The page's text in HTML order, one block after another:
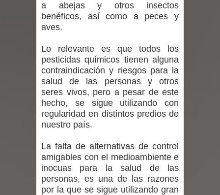
de Chile analizan el creciente interés
Renuncia del seremi Minvu en el
Maule golpea al Gobierno en medio de
denuncias por viviendas sociales en
Talca
Diputado Jorge Guzmán rechaza
proyecto de interconexión eléctrica
en la alta cordillera del Maule por su
impacto ambiental
a abejas y otros insectos
benéficos, así como a peces y
aves.
Lo relevante es que todos los
pesticidas químicos tienen alguna
contraindicación y riesgos para la
salud de las personas y otros
seres vivos, pero a pesar de este
hecho, se sigue utilizando con
regularidad en distintos predios de
nuestro país.
La falta de alternativas de control
amigables con el medioambiente e
inocuas para la salud de las
personas, es una de las razones
por la que se sigue utilizando gran